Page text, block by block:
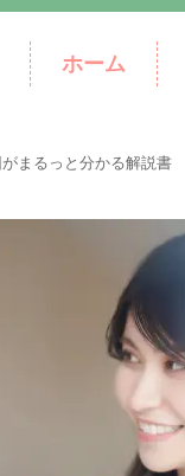
ホーム
まるっと分かる解説書